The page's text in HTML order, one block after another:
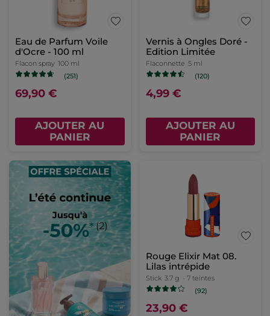
Eau de Parfum Voile
d'Ocre - 100 ml
Flacon spray 100 ml
(251)
69,90 €
AJOUTER AU
PANIER
Vernis à Ongles Doré -
Edition Limitée
Flaconnette 5 ml
(120)
4,99 €
AJOUTER AU
PANIER
Rouge Elixir Mat 08.
Lilas intrépide
Stick 3.7 g - 7 teintes
(92)
23,90 €